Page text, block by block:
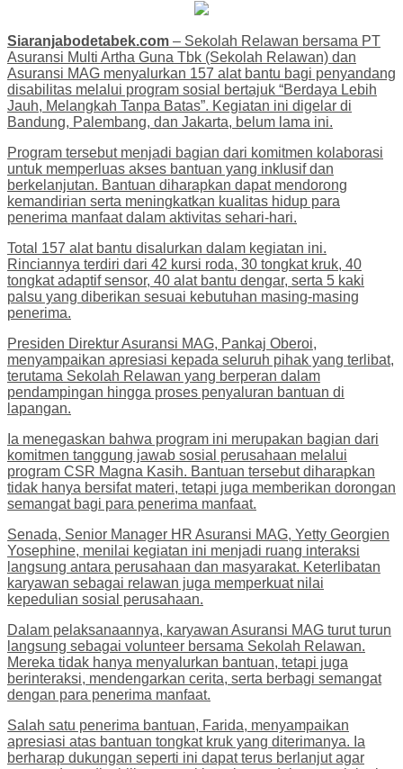
Siaranjabodetabek.com – Sekolah Relawan bersama PT
Asuransi Multi Artha Guna Tbk (Sekolah Relawan) dan
Asuransi MAG menyalurkan 157 alat bantu bagi penyandang
disabilitas melalui program sosial bertajuk “Berdaya Lebih
Jauh, Melangkah Tanpa Batas”. Kegiatan ini digelar di
Bandung, Palembang, dan Jakarta, belum lama ini.
Program tersebut menjadi bagian dari komitmen kolaborasi
untuk memperluas akses bantuan yang inklusif dan
berkelanjutan. Bantuan diharapkan dapat mendorong
kemandirian serta meningkatkan kualitas hidup para
penerima manfaat dalam aktivitas sehari-hari.
Total 157 alat bantu disalurkan dalam kegiatan ini.
Rinciannya terdiri dari 42 kursi roda, 30 tongkat kruk, 40
tongkat adaptif sensor, 40 alat bantu dengar, serta 5 kaki
palsu yang diberikan sesuai kebutuhan masing-masing
penerima.
Presiden Direktur Asuransi MAG, Pankaj Oberoi,
menyampaikan apresiasi kepada seluruh pihak yang terlibat,
terutama Sekolah Relawan yang berperan dalam
pendampingan hingga proses penyaluran bantuan di
lapangan.
Ia menegaskan bahwa program ini merupakan bagian dari
komitmen tanggung jawab sosial perusahaan melalui
program CSR Magna Kasih. Bantuan tersebut diharapkan
tidak hanya bersifat materi, tetapi juga memberikan dorongan
semangat bagi para penerima manfaat.
Senada, Senior Manager HR Asuransi MAG, Yetty Georgien
Yosephine, menilai kegiatan ini menjadi ruang interaksi
langsung antara perusahaan dan masyarakat. Keterlibatan
karyawan sebagai relawan juga memperkuat nilai
kepedulian sosial perusahaan.
Dalam pelaksanaannya, karyawan Asuransi MAG turut turun
langsung sebagai volunteer bersama Sekolah Relawan.
Mereka tidak hanya menyalurkan bantuan, tetapi juga
berinteraksi, mendengarkan cerita, serta berbagi semangat
dengan para penerima manfaat.
Salah satu penerima bantuan, Farida, menyampaikan
apresiasi atas bantuan tongkat kruk yang diterimanya. Ia
berharap dukungan seperti ini dapat terus berlanjut agar